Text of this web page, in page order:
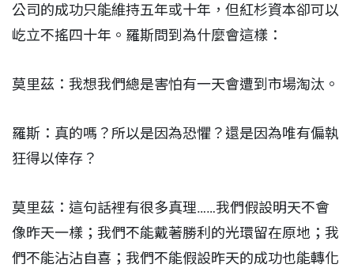
公司的成功只能維持五年或十年，但紅杉資本卻可以
屹立不搖四十年。羅斯問到為什麼會這樣：
莫里茲：我想我們總是害怕有一天會遭到市場淘汰。
羅斯：真的嗎？所以是因為恐懼？還是因為唯有偏執
狂得以倖存？
莫里茲：這句話裡有很多真理……我們假設明天不會
像昨天一樣；我們不能戴著勝利的光環留在原地；我
們不能沾沾自喜；我們不能假設昨天的成功也能轉化